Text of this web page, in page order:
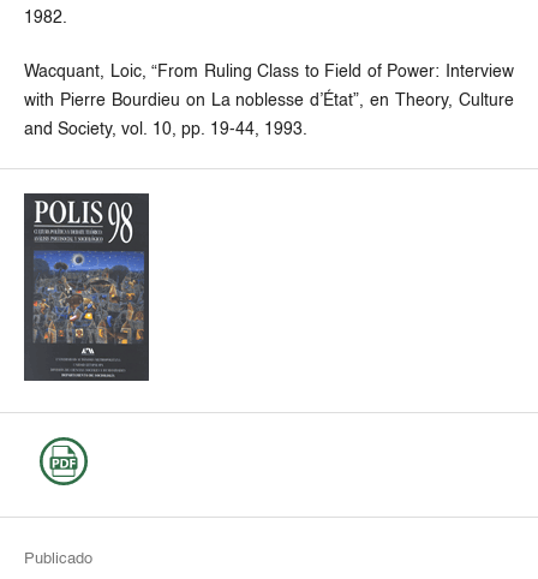
1982.
Wacquant, Loic, “From Ruling Class to Field of Power: Interview
with Pierre Bourdieu on La noblesse d’État”, en Theory, Culture
and Society, vol. 10, pp. 19-44, 1993.
Publicado